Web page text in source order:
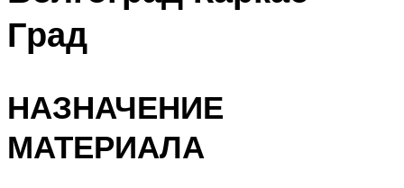
Град
НАЗНАЧЕНИЕ
МАТЕРИАЛА